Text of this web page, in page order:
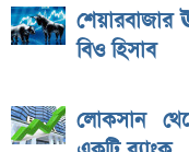
শেয়ারবাজার
বিও হিসাব
লোকসান